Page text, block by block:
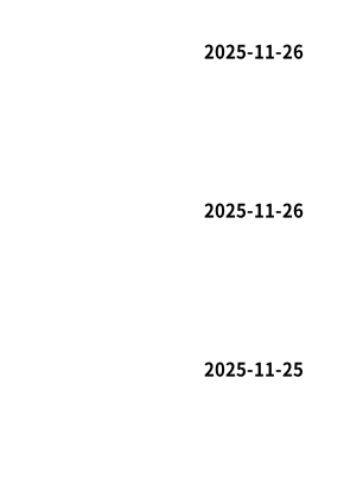
2025-11-26
2025-11-26
2025-11-25